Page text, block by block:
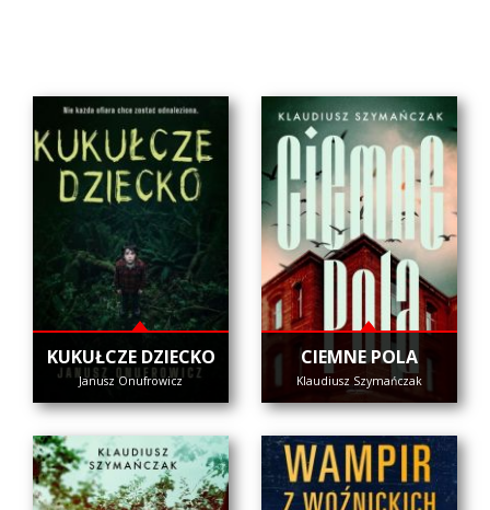
KUKUŁCZE DZIECKO
Janusz Onufrowicz
CIEMNE POLA
Klaudiusz Szymańczak